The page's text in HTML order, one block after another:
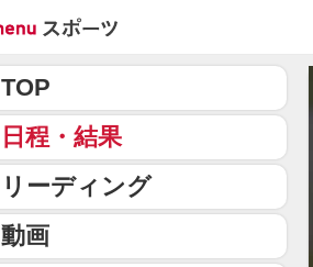
TOP
日程・結果
リーディング
動画